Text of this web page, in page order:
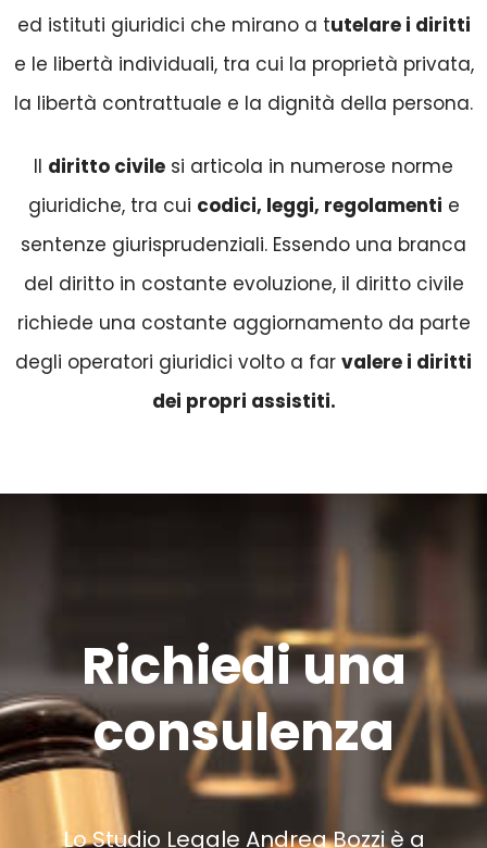
ed istituti giuridici che mirano a tutelare i diritti
e le libertà individuali, tra cui la proprietà privata,
la libertà contrattuale e la dignità della persona.
Il diritto civile si articola in numerose norme
giuridiche, tra cui codici, leggi, regolamenti e
sentenze giurisprudenziali. Essendo una branca
del diritto in costante evoluzione, il diritto civile
richiede una costante aggiornamento da parte
degli operatori giuridici volto a far valere i diritti
dei propri assistiti.
Richiedi una
consulenza
Lo Studio Legale Andrea Bozzi è a